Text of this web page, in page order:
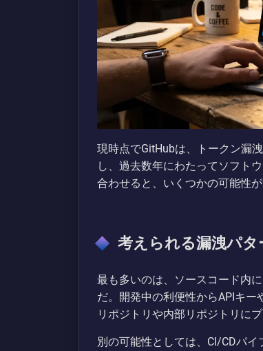
現時点でGitHubは、トークン漏
し、過去数年にわたってソフト
合わせると、いくつかの可能性が
考えられる漏洩パタ
最も多いのは、ソースコード内
だ。開発中の利便性からAPIキ
リポジトリや内部リポジトリに
別の可能性としては、CI/CDパ